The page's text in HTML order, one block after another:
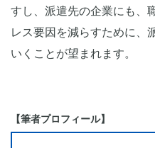
すし、派遣先の企業にも、
レス要因を減らすために、
いくことが望まれます。
【筆者プロフィール】